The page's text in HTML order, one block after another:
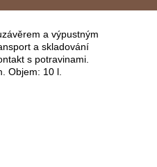
a výpustným
a skladování
s potravinami.
Objem: 10 l.